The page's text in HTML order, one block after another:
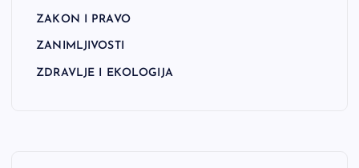
ZAKON I PRAVO
ZANIMLJIVOSTI
ZDRAVLJE I EKOLOGIJA